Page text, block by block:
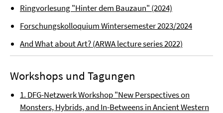
Ringvorlesung "Hinter dem Bauzaun" (2024)
Forschungskolloquium Wintersemester 2023/2024
And What about Art? (ARWA lecture series 2022)
Workshops und Tagungen
1. DFG-Netzwerk Workshop "New Perspectives on
Monsters, Hybrids, and In-Betweens in Ancient Western